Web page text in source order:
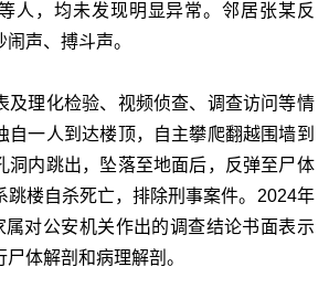
人，均未发现明显异常。邻居张某反
声、搏斗声。
及理化检验、视频侦查、调查访问等情
自一人到达楼顶，自主攀爬翻越围墙到
洞内跳出，坠落至地面后，反弹至尸体
跳楼自杀死亡，排除刑事案件。2024年
对公安机关作出的调查结论书面表示
体解剖和病理解剖。